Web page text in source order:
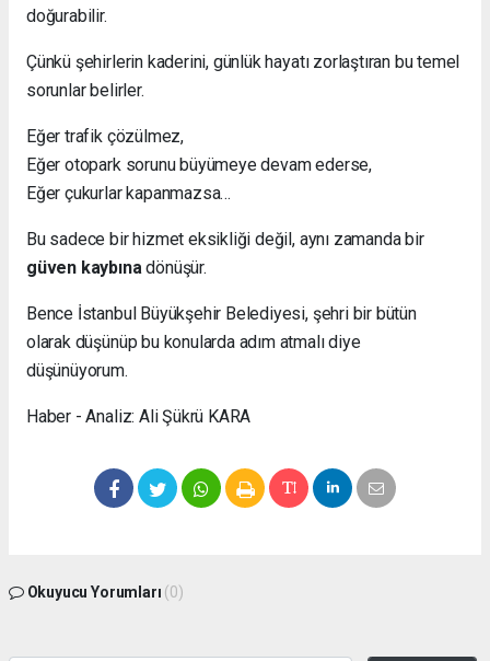
doğurabilir.
Çünkü şehirlerin kaderini, günlük hayatı zorlaştıran bu temel
sorunlar belirler.
Eğer trafik çözülmez,
Eğer otopark sorunu büyümeye devam ederse,
Eğer çukurlar kapanmazsa…
Bu sadece bir hizmet eksikliği değil, aynı zamanda bir
güven kaybınadönüşür.
Bence İstanbul Büyükşehir Belediyesi, şehri bir bütün
olarak düşünüp bu konularda adım atmalı diye
düşünüyorum.
Haber - Analiz: Ali Şükrü KARA
Okuyucu Yorumları (0)